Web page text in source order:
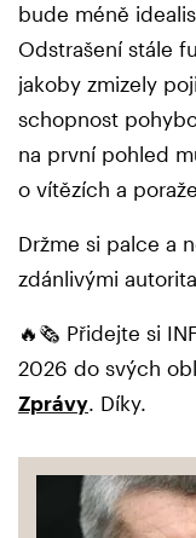
bude méně
Odstrašení stále
jakoby zmizely
schopnost
na první pohled
o vítězích a
Držme si palce a
zdánlivými
🔥🗞️ Přidejte si
2026 do svých
Zprávy. Díky.